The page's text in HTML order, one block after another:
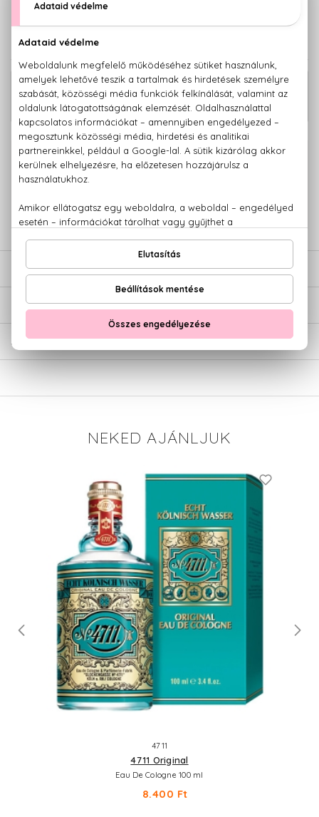
Echos Light Violet Bleach 7 Levels
Porzásmentes szőkítőpor 500 gr - Lila
13.880 Ft
100% eredeti termékek, 14 napos visszaküldési garanciával
779 1926
LEÍRÁS
ÉRTÉKELÉSEK (0)
SZÁLLÍTÁS
NEKED AJÁNLJUK
4711
4711 Original
Eau De Cologne 100 ml
8.400 Ft